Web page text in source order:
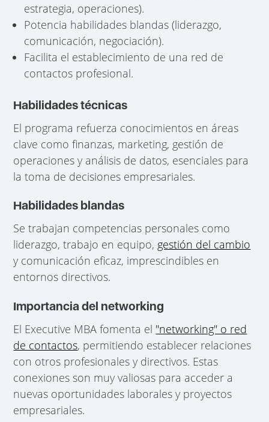
estrategia, operaciones).
Potencia habilidades blandas (liderazgo,
comunicación, negociación).
Facilita el establecimiento de una red de
contactos profesional.
Habilidades técnicas
El programa refuerza conocimientos en áreas
clave como finanzas, marketing, gestión de
operaciones y análisis de datos, esenciales para
la toma de decisiones empresariales.
Habilidades blandas
Se trabajan competencias personales como
liderazgo, trabajo en equipo, gestión del cambio
y comunicación eficaz, imprescindibles en
entornos directivos.
Importancia del networking
El Executive MBA fomenta el "networking" o red
de contactos, permitiendo establecer relaciones
con otros profesionales y directivos. Estas
conexiones son muy valiosas para acceder a
nuevas oportunidades laborales y proyectos
empresariales.